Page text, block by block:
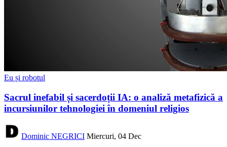
Eu și robotul
Sacrul inefabil și sacerdoții IA: o analiză metafizică a
incursiunilor tehnologiei în domeniul religios
Dominic NEGRICI Miercuri, 04 Dec